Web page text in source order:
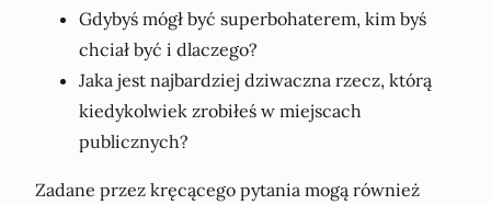
Gdybyś mógł być superbohaterem, kim byś
chciał być i dlaczego?
Jaka jest najbardziej dziwaczna rzecz, którą
kiedykolwiek zrobiłeś w miejscach
publicznych?
Zadane przez kręcącego pytania mogą również